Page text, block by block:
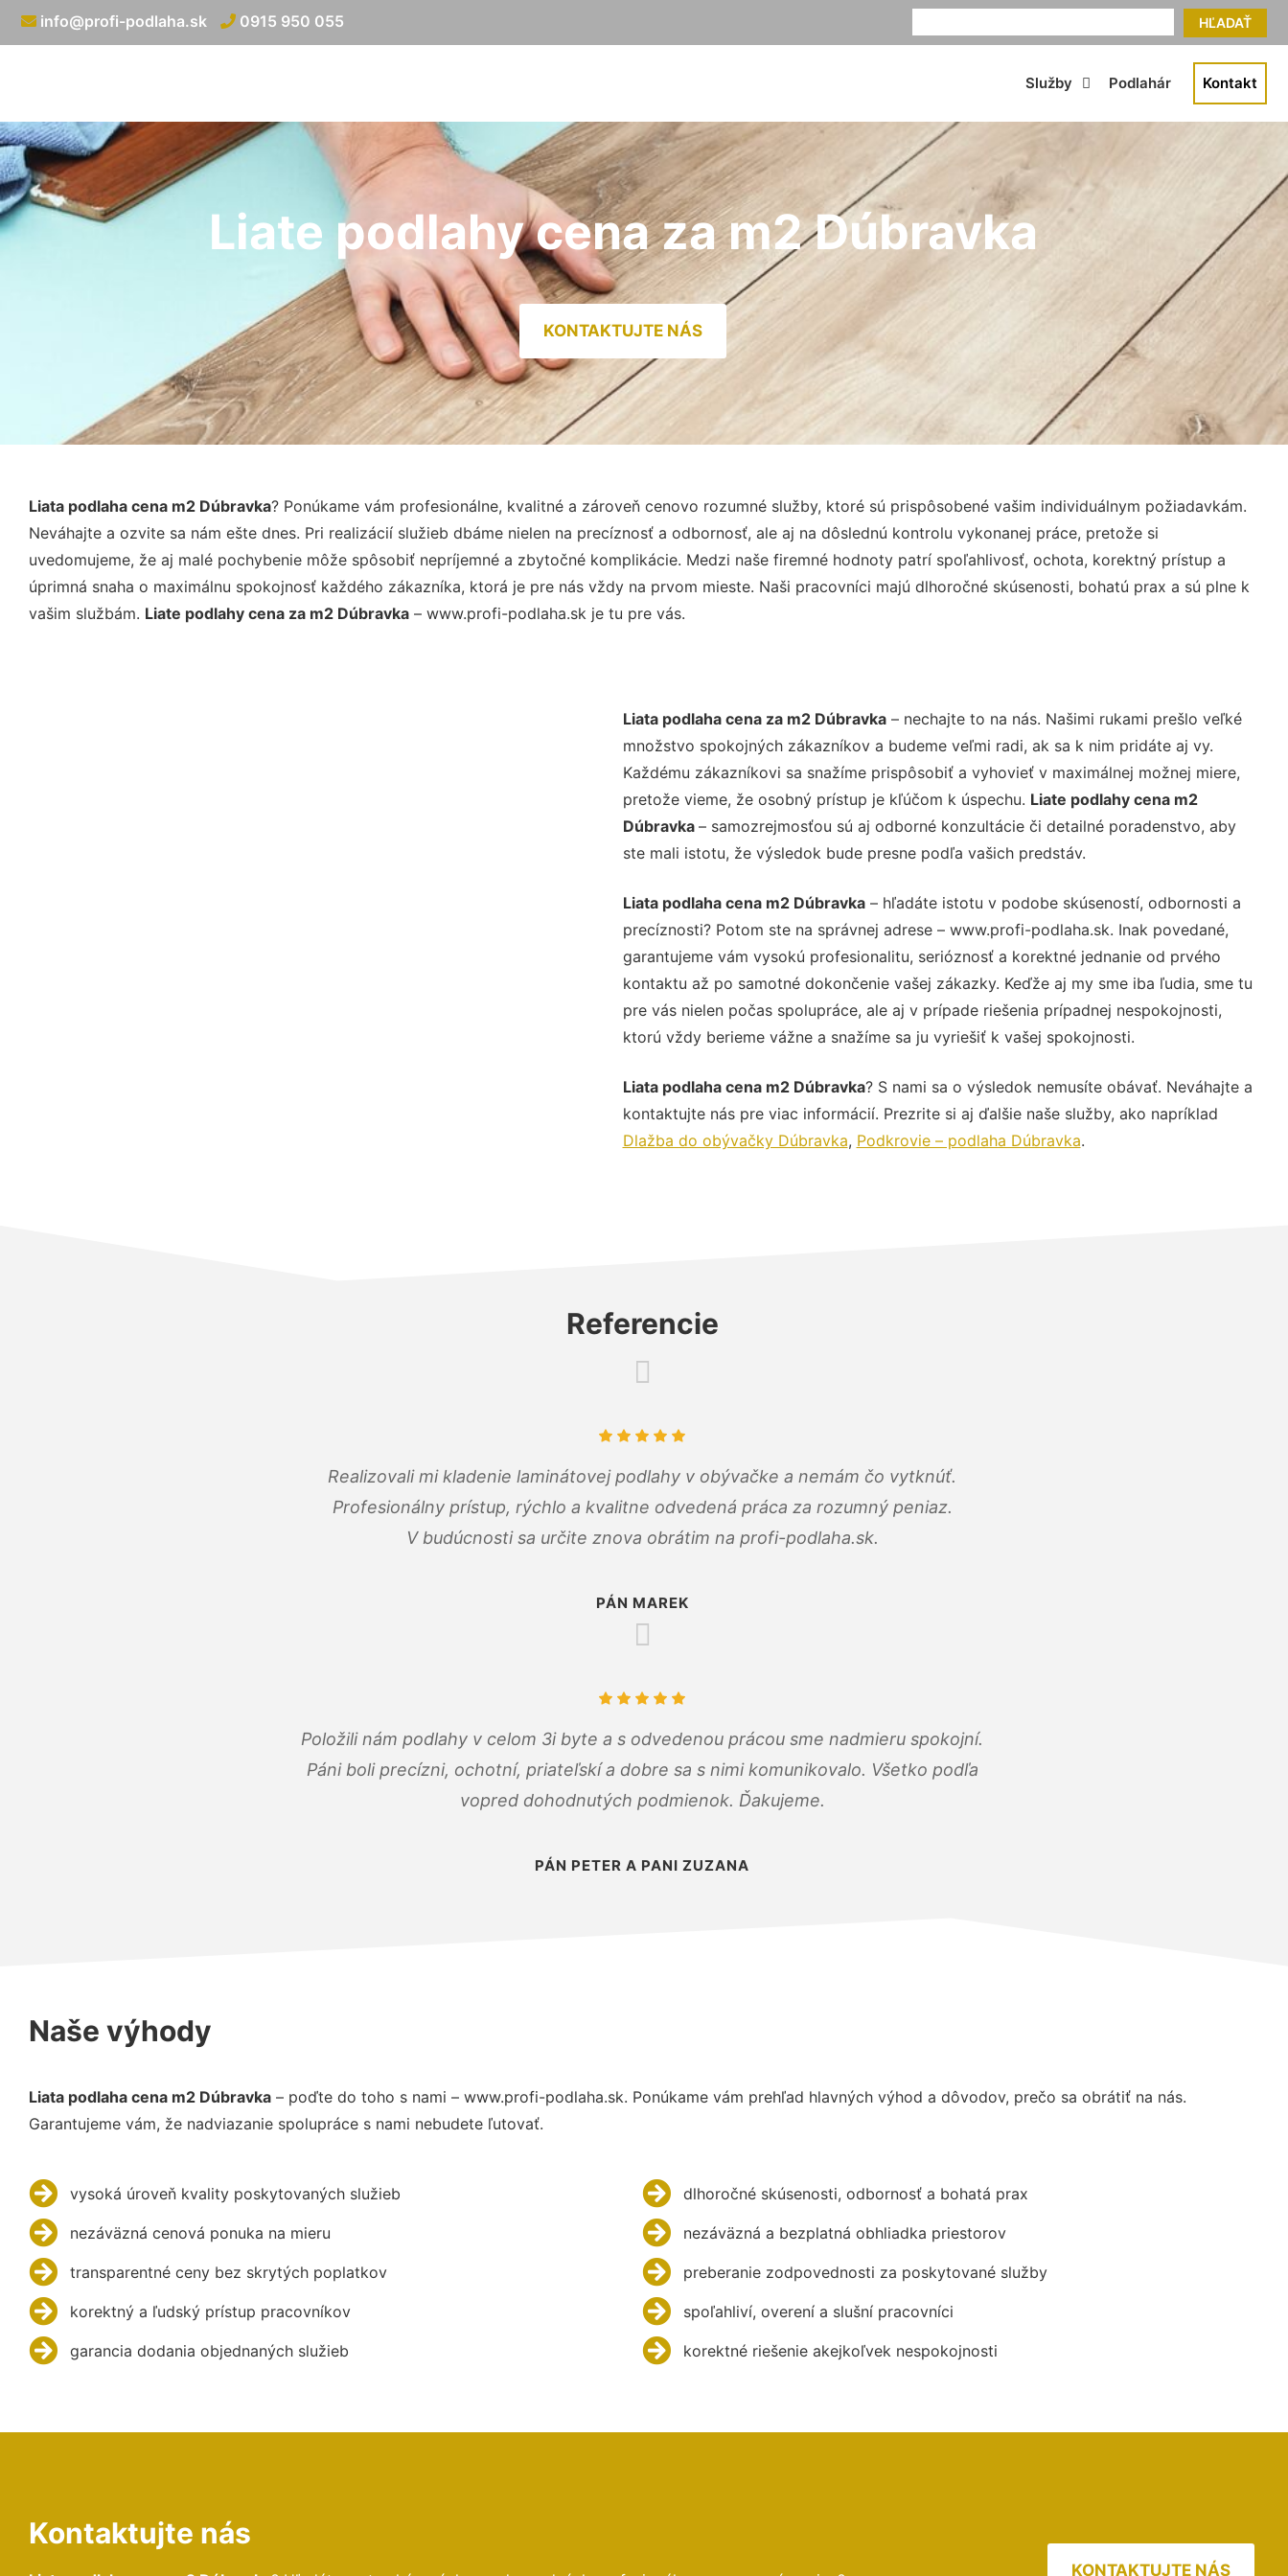
HĽADAŤ
info@profi-podlaha.sk 0915 950 055
Služby Podlahár Kontakt
Liate podlahy cena za m2 Dúbravka
KONTAKTUJTE NÁS
Liata podlaha cena m2 Dúbravka? Ponúkame vám profesionálne, kvalitné a zároveň cenovo rozumné služby, ktoré sú prispôsobené vašim individuálnym požiadavkám.
Neváhajte a ozvite sa nám ešte dnes. Pri realizácií služieb dbáme nielen na precíznosť a odbornosť, ale aj na dôslednú kontrolu vykonanej práce, pretože si
uvedomujeme, že aj malé pochybenie môže spôsobiť nepríjemné a zbytočné komplikácie. Medzi naše firemné hodnoty patrí spoľahlivosť, ochota, korektný prístup a
úprimná snaha o maximálnu spokojnosť každého zákazníka, ktorá je pre nás vždy na prvom mieste. Naši pracovníci majú dlhoročné skúsenosti, bohatú prax a sú plne k
vašim službám. Liate podlahy cena za m2 Dúbravka – www.profi-podlaha.sk je tu pre vás.
Liata podlaha cena za m2 Dúbravka– nechajte to na nás. Našimi rukami prešlo veľké
množstvo spokojných zákazníkov a budeme veľmi radi, ak sa k nim pridáte aj vy.
Každému zákazníkovi sa snažíme prispôsobiť a vyhovieť v maximálnej možnej miere,
pretože vieme, že osobný prístup je kľúčom k úspechu. Liate podlahy cena m2
Dúbravka – samozrejmosťou sú aj odborné konzultácie či detailné poradenstvo, aby
ste mali istotu, že výsledok bude presne podľa vašich predstáv.
Liata podlaha cena m2 Dúbravka– hľadáte istotu v podobe skúseností, odbornosti a
precíznosti? Potom ste na správnej adrese – www.profi-podlaha.sk. Inak povedané,
garantujeme vám vysokú profesionalitu, serióznosť a korektné jednanie od prvého
kontaktu až po samotné dokončenie vašej zákazky. Keďže aj my sme iba ľudia, sme tu
pre vás nielen počas spolupráce, ale aj v prípade riešenia prípadnej nespokojnosti,
ktorú vždy berieme vážne a snažíme sa ju vyriešiť k vašej spokojnosti.
Liata podlaha cena m2 Dúbravka? S nami sa o výsledok nemusíte obávať. Neváhajte a
kontaktujte nás pre viac informácií. Prezrite si aj ďalšie naše služby, ako napríklad
Dlažba do obývačky Dúbravka, Podkrovie – podlaha Dúbravka.
Referencie
Realizovali mi kladenie laminátovej podlahy v obývačke a nemám čo vytknúť.
Profesionálny prístup, rýchlo a kvalitne odvedená práca za rozumný peniaz.
V budúcnosti sa určite znova obrátim na profi-podlaha.sk.
PÁN MAREK
Položili nám podlahy v celom 3i byte a s odvedenou prácou sme nadmieru spokojní.
Páni boli precízni, ochotní, priateľskí a dobre sa s nimi komunikovalo. Všetko podľa
vopred dohodnutých podmienok. Ďakujeme.
PÁN PETER A PANI ZUZANA
Naše výhody
Liata podlaha cena m2 Dúbravka – poďte do toho s nami – www.profi-podlaha.sk. Ponúkame vám prehľad hlavných výhod a dôvodov, prečo sa obrátiť na nás.
Garantujeme vám, že nadviazanie spolupráce s nami nebudete ľutovať.
vysoká úroveň kvality poskytovaných služieb
nezáväzná cenová ponuka na mieru
transparentné ceny bez skrytých poplatkov
korektný a ľudský prístup pracovníkov
garancia dodania objednaných služieb
dlhoročné skúsenosti, odbornosť a bohatá prax
nezáväzná a bezplatná obhliadka priestorov
preberanie zodpovednosti za poskytované služby
spoľahliví, overení a slušní pracovníci
korektné riešenie akejkoľvek nespokojnosti
Kontaktujte nás
KONTAKTUJTE NÁS